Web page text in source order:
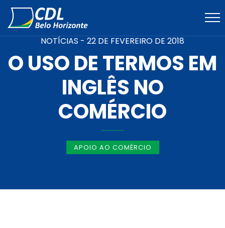
NOTÍCIAS - 22 DE FEVEREIRO DE 2018
O USO DE TERMOS EM
INGLÊS NO
COMÉRCIO
APOIO AO COMÉRCIO